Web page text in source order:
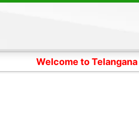
Welcome to Telangana